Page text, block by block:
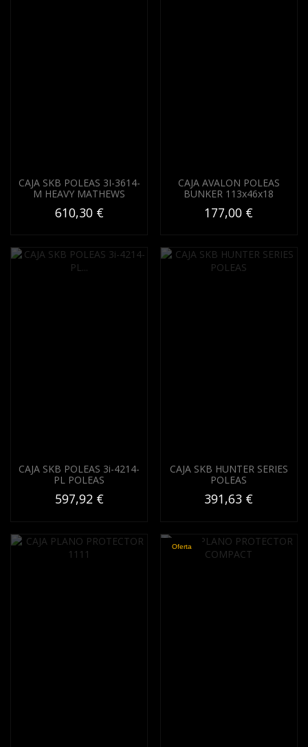
CAJA SKB POLEAS 3I-3614-
M HEAVY MATHEWS
610,30 €
CAJA AVALON POLEAS
BUNKER 113x46x18
177,00 €
CAJA SKB POLEAS 3i-4214-
PL POLEAS
597,92 €
CAJA SKB HUNTER SERIES
POLEAS
391,63 €
Oferta